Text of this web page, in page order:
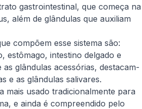
gastrointestinal, que começa na
além de glândulas que auxiliam
compõem esse sistema são:
estômago, intestino delgado e
glândulas acessórias, destacam-
e as glândulas salivares.
mais usado tradicionalmente para
e ainda é compreendido pelo